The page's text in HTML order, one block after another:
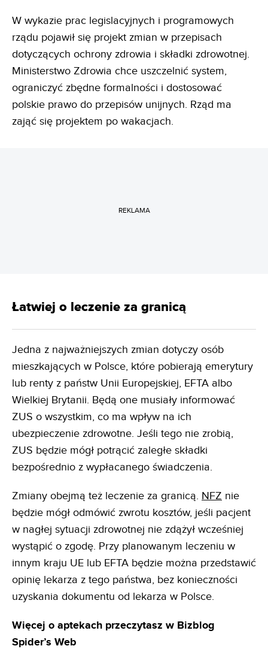
W wykazie prac legislacyjnych i programowych
rządu pojawił się projekt zmian w przepisach
dotyczących ochrony zdrowia i składki zdrowotnej.
Ministerstwo Zdrowia chce uszczelnić system,
ograniczyć zbędne formalności i dostosować
polskie prawo do przepisów unijnych. Rząd ma
zająć się projektem po wakacjach.
REKLAMA
Łatwiej o leczenie za granicą
Jedna z najważniejszych zmian dotyczy osób
mieszkających w Polsce, które pobierają emerytury
lub renty z państw Unii Europejskiej, EFTA albo
Wielkiej Brytanii. Będą one musiały informować
ZUS o wszystkim, co ma wpływ na ich
ubezpieczenie zdrowotne. Jeśli tego nie zrobią,
ZUS będzie mógł potrącić zaległe składki
bezpośrednio z wypłacanego świadczenia.
Zmiany obejmą też leczenie za granicą. NFZ nie
będzie mógł odmówić zwrotu kosztów, jeśli pacjent
w nagłej sytuacji zdrowotnej nie zdążył wcześniej
wystąpić o zgodę. Przy planowanym leczeniu w
innym kraju UE lub EFTA będzie można przedstawić
opinię lekarza z tego państwa, bez konieczności
uzyskania dokumentu od lekarza w Polsce.
Więcej o aptekach przeczytasz w Bizblog
Spider’s Web